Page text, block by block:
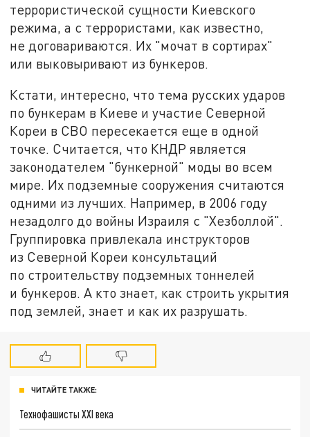
террористической сущности Киевского
режима, а с террористами, как известно,
не договариваются. Их "мочат в сортирах"
или выковыривают из бункеров.
Кстати, интересно, что тема русских ударов
по бункерам в Киеве и участие Северной
Кореи в СВО пересекается еще в одной
точке. Считается, что КНДР является
законодателем "бункерной" моды во всем
мире. Их подземные сооружения считаются
одними из лучших. Например, в 2006 году
незадолго до войны Израиля с "Хезболлой".
Группировка привлекала инструкторов
из Северной Кореи консультаций
по строительству подземных тоннелей
и бункеров. А кто знает, как строить укрытия
под землей, знает и как их разрушать.
ЧИТАЙТЕ ТАКЖЕ:
Технофашисты XXI века